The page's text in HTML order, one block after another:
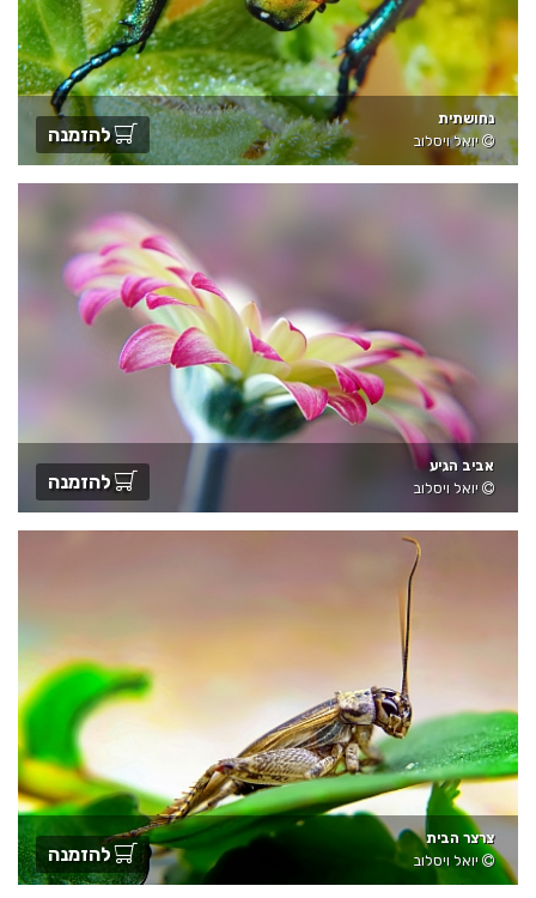
נחושתית
יואל ויסלוב
להזמנה
אביב הגיע
יואל ויסלוב
להזמנה
צרצר הבית
יואל ויסלוב
להזמנה